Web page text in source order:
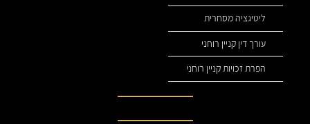
ליטיגציה מסחרית
עורך דין קניין רוחני
הפרת זכויות קניין רוחני